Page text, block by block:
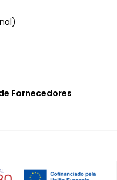
Fornecedores